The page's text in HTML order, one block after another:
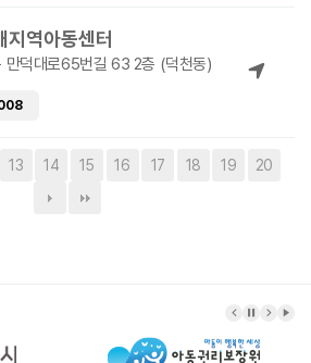
역아동센터
만덕대로65번길 63 2층 (덕천동)
13 14 15 16 17 18 19 20